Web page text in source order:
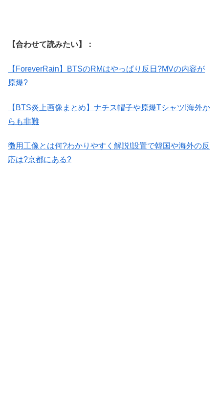
【合わせて読みたい】：
【ForeverRain】BTSのRMはやっぱり反日?MVの内容が
原爆?
【BTS炎上画像まとめ】ナチス帽子や原爆Tシャツ!海外か
らも非難
徴用工像とは何?わかりやすく解説!設置で韓国や海外の反
応は?京都にある?